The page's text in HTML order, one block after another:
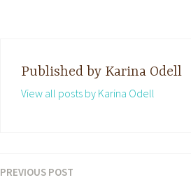
Published by Karina Odell
View all posts by Karina Odell
PREVIOUS POST